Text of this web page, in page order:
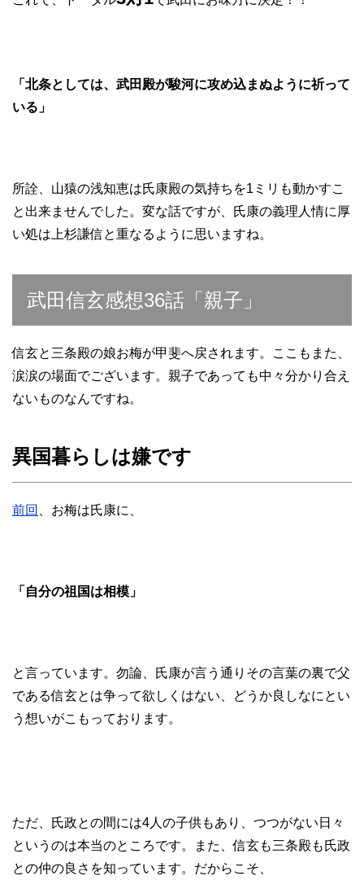
「北条としては、武田殿が駿河に攻め込まぬように祈って
いる」
所詮、山猿の浅知恵は氏康殿の気持ちを1ミリも動かすこ
と出来ませんでした。変な話ですが、氏康の義理人情に厚
い処は上杉謙信と重なるように思いますね。
武田信玄感想36話「親子」
信玄と三条殿の娘お梅が甲斐へ戻されます。ここもまた、
涙涙の場面でございます。親子であっても中々分かり合え
ないものなんですね。
異国暮らしは嫌です
前回 、お梅は氏康に、
「自分の祖国は相模」
と言っています。勿論、氏康が言う通りその言葉の裏で父
である信玄とは争って欲しくはない、どうか良しなにとい
う想いがこもっております。
ただ、氏政との間には4人の子供もあり、つつがない日々
というのは本当のところです。また、信玄も三条殿も氏政
との仲の良さを知っています。だからこそ、